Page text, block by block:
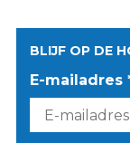
BLIJF OP DE
E-mailadres